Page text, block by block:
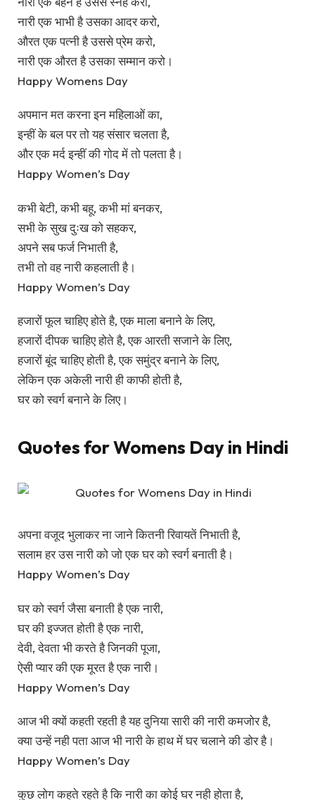
नारी एक भाभी है उसका आदर करो,
औरत एक पत्नी है उससे प्रेम करो,
नारी एक औरत है उसका सम्मान करो।
Happy Womens Day
अपमान मत करना इन महिलाओं का,
इन्हीं के बल पर तो यह संसार चलता है,
और एक मर्द इन्हीं की गोद में तो पलता है।
Happy Women’s Day
कभी बेटी, कभी बहू, कभी मां बनकर,
सभी के सुख दुःख को सहकर,
अपने सब फर्ज निभाती है,
तभी तो वह नारी कहलाती है।
Happy Women’s Day
हजारों फूल चाहिए होते है, एक माला बनाने के लिए,
हजारों दीपक चाहिए होते है, एक आरती सजाने के लिए,
हजारों बूंद चाहिए होती है, एक समुंद्र बनाने के लिए,
लेकिन एक अकेली नारी ही काफी होती है,
घर को स्वर्ग बनाने के लिए।
Quotes for Womens Day in Hindi
अपना वजूद भुलाकर ना जाने कितनी रिवायतें निभाती है,
सलाम हर उस नारी को जो एक घर को स्वर्ग बनाती है।
Happy Women’s Day
घर को स्वर्ग जैसा बनाती है एक नारी,
घर की इज्जत होती है एक नारी,
देवी, देवता भी करते है जिनकी पूजा,
ऐसी प्यार की एक मूरत है एक नारी।
Happy Women’s Day
आज भी क्यों कहती रहती है यह दुनिया सारी की नारी कमजोर है,
क्या उन्हें नही पता आज भी नारी के हाथ में घर चलाने की डोर है।
Happy Women’s Day
कुछ लोग कहते रहते है कि नारी का कोई घर नही होता है,